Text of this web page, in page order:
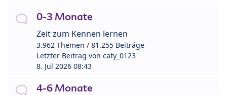
0-3 Monate
Zeit zum Kennen lernen
3.962 Themen / 81.255 Beiträge
Letzter Beitrag von caty_0123
8. Jul 2026 08:43
4-6 Monate